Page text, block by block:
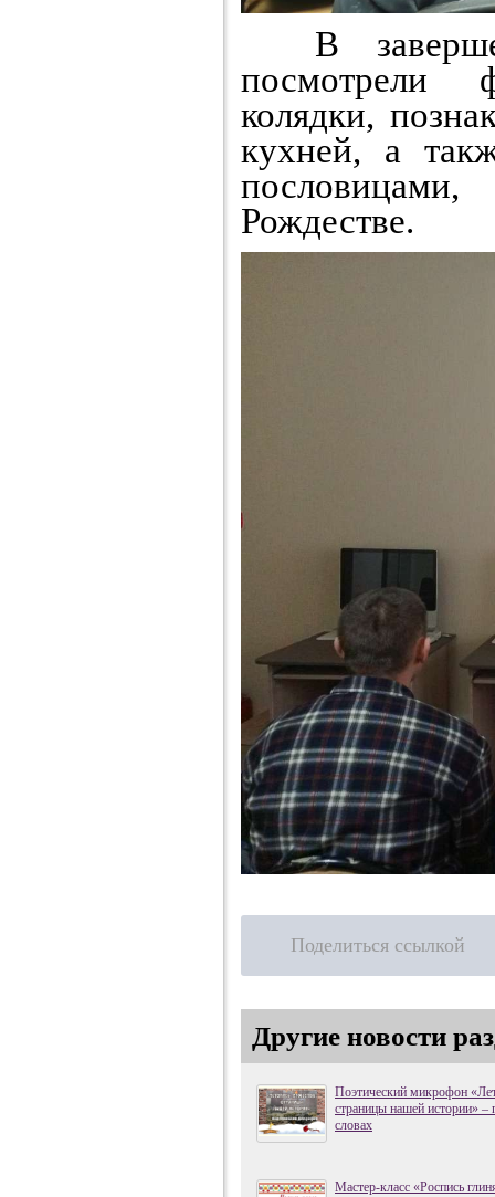
В
посмотрели
колядки,
кухней, а
Рождестве.
Поделиться ссылкой
Другие новости
Поэтический микрофон
страницы нашей истории» –
словах
Мастер-класс «Роспись